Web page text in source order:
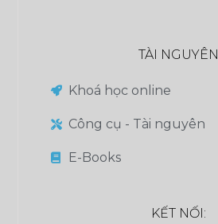
TÀI NGUYÊN
Khoá học online
Công cụ - Tài nguyên
E-Books
KẾT NỐI: